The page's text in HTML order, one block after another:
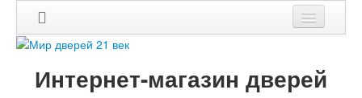
Мои заказы
Корзина
Интернет-магазин дверей